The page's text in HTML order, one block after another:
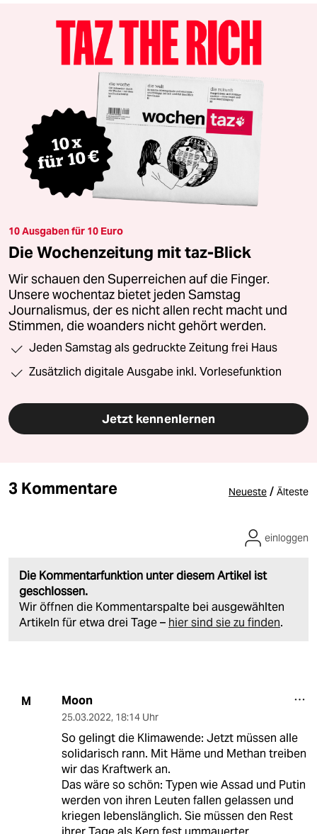
10 Ausgaben für 10 Euro
Die Wochenzeitung mit taz-Blick
Wir schauen den Superreichen auf die Finger.
Unsere wochentaz bietet jeden Samstag
Journalismus, der es nicht allen recht macht und
Stimmen, die woanders nicht gehört werden.
Jeden Samstag als gedruckte Zeitung frei Haus
Zusätzlich digitale Ausgabe inkl. Vorlesefunktion
Jetzt kennenlernen
3 Kommentare Neueste / Älteste
Die Kommentarfunktion unter diesem Artikel ist
geschlossen.
Wir öffnen die Kommentarspalte bei ausgewählten
Artikeln für etwa drei Tage – hier sind sie zu finden.
einloggen
M Moon
25.03.2022, 18:14 Uhr
So gelingt die Klimawende: Jetzt müssen alle
solidarisch rann. Mit Häme und Methan treiben
wir das Kraftwerk an.
Das wäre so schön: Typen wie Assad und Putin
werden von ihren Leuten fallen gelassen und
kriegen lebenslänglich. Sie müssen den Rest